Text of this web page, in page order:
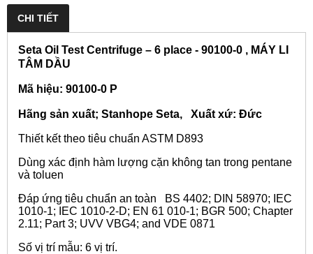
CHI TIẾT
Seta Oil Test Centrifuge – 6 place - 90100-0 , MÁY LI
TÂM DẦU
Mã hiệu: 90100-0 P
Hãng sản xuất; Stanhope Seta, Xuất xứ: Đức
Thiết kết theo tiêu chuẩn ASTM D893
Dùng xác định hàm lượng cặn không tan trong pentane
và toluen
Đáp ứng tiêu chuẩn an toàn BS 4402; DIN 58970; IEC
1010-1; IEC 1010-2-D; EN 61 010-1; BGR 500; Chapter
2.11; Part 3; UVV VBG4; and VDE 0871
Số vị trí mẫu: 6 vị trí.